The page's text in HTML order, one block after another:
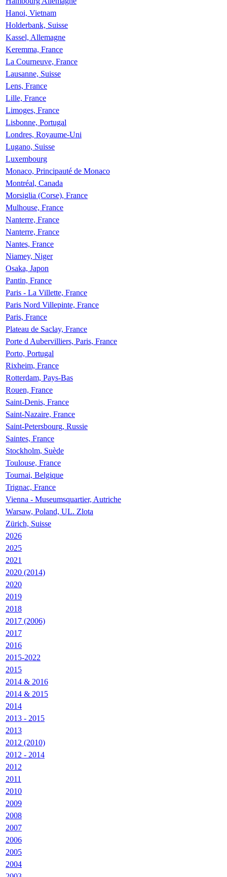
Hanoi, Vietnam
Holderbank, Suisse
Kassel, Allemagne
Keremma, France
La Courneuve, France
Lausanne, Suisse
Lens, France
Lille, France
Limoges, France
Lisbonne, Portugal
Londres, Royaume-Uni
Lugano, Suisse
Luxembourg
Monaco, Principauté de Monaco
Montréal, Canada
Morsiglia (Corse), France
Mulhouse, France
Nanterre, France
Nanterre, France
Nantes, France
Niamey, Niger
Osaka, Japon
Pantin, France
Paris - La Villette, France
Paris Nord Villepinte, France
Paris, France
Plateau de Saclay, France
Porte d Aubervilliers, Paris, France
Porto, Portugal
Rixheim, France
Rotterdam, Pays-Bas
Rouen, France
Saint-Denis, France
Saint-Nazaire, France
Saint-Petersbourg, Russie
Saintes, France
Stockholm, Suède
Toulouse, France
Tournai, Belgique
Trignac, France
Vienna - Museumsquartier, Autriche
Warsaw, Poland, UL. Zlota
Zürich, Suisse
2026
2025
2021
2020 (2014)
2020
2019
2018
2017 (2006)
2017
2016
2015-2022
2015
2014 & 2016
2014 & 2015
2014
2013 - 2015
2013
2012 (2010)
2012 - 2014
2012
2011
2010
2009
2008
2007
2006
2005
2004